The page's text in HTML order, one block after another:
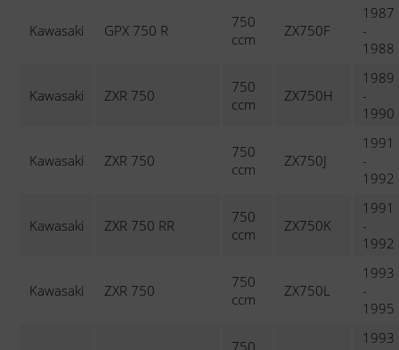
Kawasaki GPX 750 R
750
ccm
ZX750F
1987
-
1988
Kawasaki ZXR 750
750
ccm
ZX750H
1989
-
1990
Kawasaki ZXR 750
750
ccm
ZX750J
1991
-
1992
Kawasaki ZXR 750 RR
750
ccm
ZX750K
1991
-
1992
Kawasaki ZXR 750
750
ccm
ZX750L
1993
-
1995
750
1993